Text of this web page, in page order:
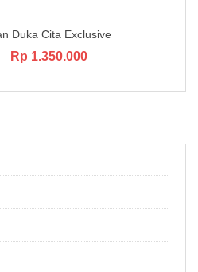
Duka Cita Exclusive
Original
Rp 1.350.000Current